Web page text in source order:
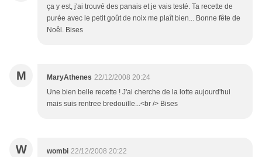
ça y est, j'ai trouvé des panais et je vais testé. Ta recette de
purée avec le petit goût de noix me plaît bien... Bonne fête de
Noêl. Bises
M MaryAthenes 22/12/2008 20:24
Une bien belle recette ! J'ai cherche de la lotte aujourd'hui
mais suis rentree bredouille...<br /> Bises
W wombi 22/12/2008 20:22